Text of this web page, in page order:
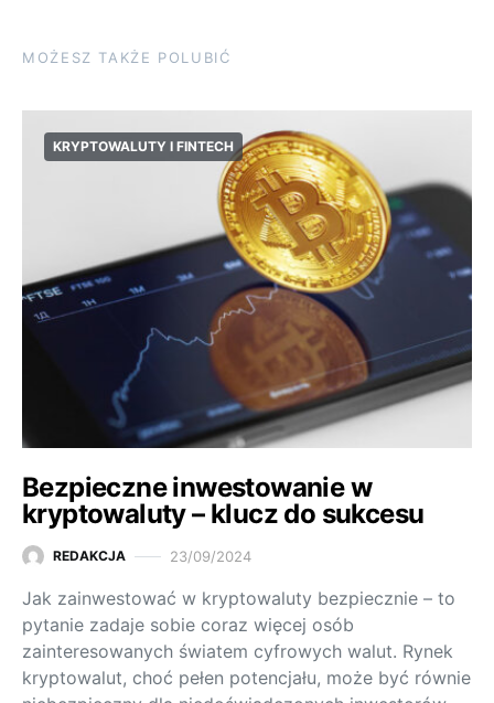
MOŻESZ TAKŻE POLUBIĆ
KRYPTOWALUTY I FINTECH
Bezpieczne inwestowanie w
kryptowaluty – klucz do sukcesu
REDAKCJA 23/09/2024
Jak zainwestować w kryptowaluty bezpiecznie – to
pytanie zadaje sobie coraz więcej osób
zainteresowanych światem cyfrowych walut. Rynek
kryptowalut, choć pełen potencjału, może być równie